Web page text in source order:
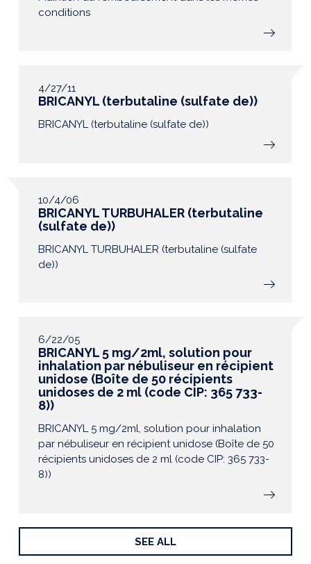
conditions
4/27/11
BRICANYL (terbutaline (sulfate de))
BRICANYL (terbutaline (sulfate de))
10/4/06
BRICANYL TURBUHALER (terbutaline
(sulfate de))
BRICANYL TURBUHALER (terbutaline (sulfate
de))
6/22/05
BRICANYL 5 mg/2ml, solution pour
inhalation par nébuliseur en récipient
unidose (Boîte de 50 récipients
unidoses de 2 ml (code CIP: 365 733-
8))
BRICANYL 5 mg/2ml, solution pour inhalation
par nébuliseur en récipient unidose (Boîte de 50
récipients unidoses de 2 ml (code CIP: 365 733-
8))
SEE ALL